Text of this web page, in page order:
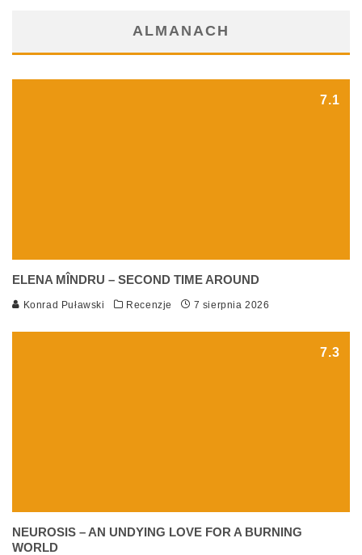
ALMANACH
7.1
ELENA MÎNDRU – SECOND TIME AROUND
Konrad Puławski Recenzje 7 sierpnia 2026
7.3
NEUROSIS – AN UNDYING LOVE FOR A BURNING
WORLD